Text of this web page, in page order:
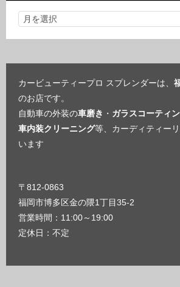
カービューティープロ スプレンダーは、
のお店です。
自動車の外装の車磨き ・ ガラスコーティ
車内装クリーニング等、カーディティー
います
〒812-0863
福岡市博多区金の隈1丁目35-2
営業時間：11:00～19:00
定休日：不定